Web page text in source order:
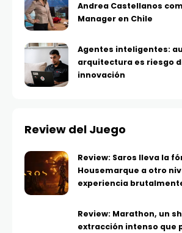
Andrea Castellanos
Manager en Chile
Agentes inteligentes:
arquitectura es riesgo
innovación
Review del Juego
Review: Saros lleva la
Housemarque a otro
experiencia
Review: Marathon, un
extracción intenso que